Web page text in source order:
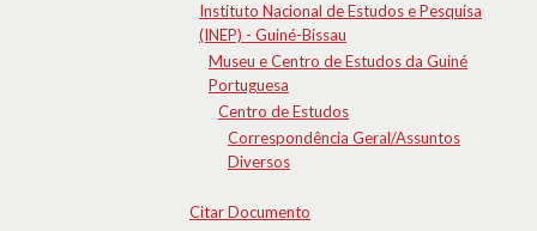
Instituto Nacional de Estudos e Pesquisa
(INEP) - Guiné-Bissau
Museu e Centro de Estudos da Guiné
Portuguesa
Centro de Estudos
Correspondência Geral/Assuntos
Diversos
Citar Documento